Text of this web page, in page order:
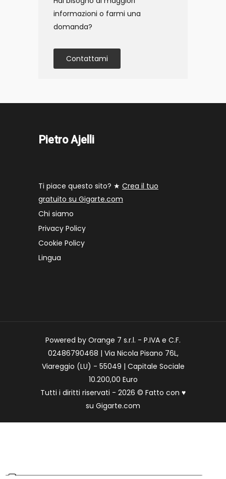
informazioni o farmi una
domanda?
Contattami
Pietro Ajelli
Ti piace questo sito? ★ Crea il tuo
gratuito su Gigarte.com
Chi siamo
Privacy Policy
Cookie Policy
Lingua
Powered by Orange 7 s.r.l. - P.IVA e C.F.
02486790468 | Via Nicola Pisano 76L,
Viareggio (LU) - 55049 | Capitale Sociale
10.200,00 Euro
Tutti i diritti riservati - 2026 © Fatto con ♥
su Gigarte.com